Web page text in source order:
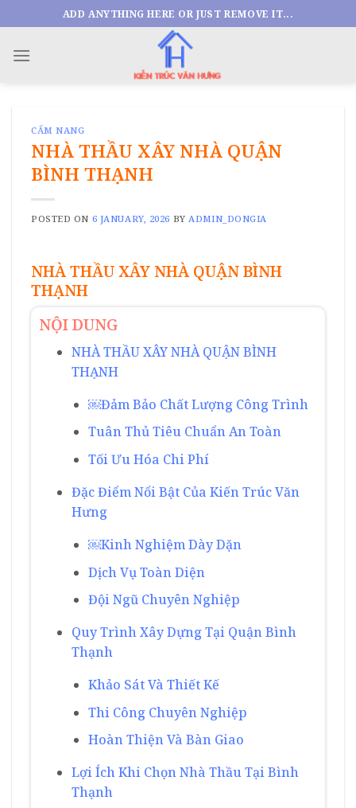
to
content
ADD ANYTHING HERE OR JUST REMOVE IT...
CẨM NANG
NHÀ THẦU XÂY NHÀ QUẬN
BÌNH THẠNH
POSTED ON 6 JANUARY, 2026 BY ADMIN_DONGIA
NHÀ THẦU XÂY NHÀ QUẬN BÌNH
THẠNH
NỘI DUNG
NHÀ THẦU XÂY NHÀ QUẬN BÌNH
THẠNH
￼Đảm Bảo Chất Lượng Công Trình
Tuân Thủ Tiêu Chuẩn An Toàn
Tối Ưu Hóa Chi Phí
Đặc Điểm Nổi Bật Của Kiến Trúc Văn
Hưng
￼Kinh Nghiệm Dày Dặn
Dịch Vụ Toàn Diện
Đội Ngũ Chuyên Nghiệp
Quy Trình Xây Dựng Tại Quận Bình
Thạnh
Khảo Sát Và Thiết Kế
Thi Công Chuyên Nghiệp
Hoàn Thiện Và Bàn Giao
Lợi Ích Khi Chọn Nhà Thầu Tại Bình
Thạnh